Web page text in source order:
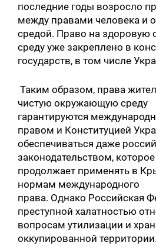
последние годы возросло
между правами человека и
средой. Право на
среду уже закреплено в
государств, в том числе
Таким образом, права
чистую окружающую среду
гарантируются
правом и Конституцией
обеспечиваться даже
законодательством,
продолжает применять в
нормам международного
права. Однако Российская
преступной халатностью
вопросам утилизации и
оккупированной территории.